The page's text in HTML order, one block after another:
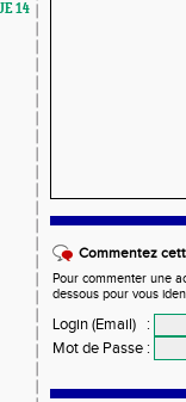
14
Commentez
Pour commenter une
dessous pour vous
Login (Email)
:
Mot de Passe :